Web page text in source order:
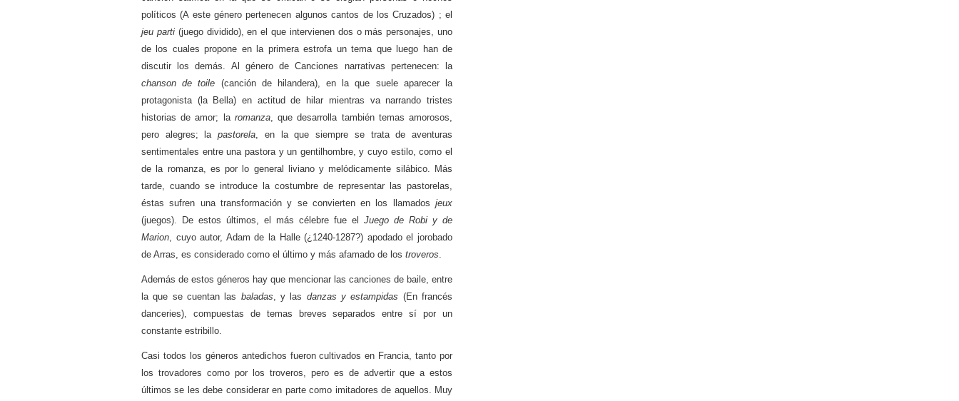
políticos (A este género pertenecen algunos cantos de los Cruzados) ; el
jeu parti(juego dividido), en el que intervienen dos o más personajes, uno
de los cuales propone en la primera estrofa un tema que luego han de
discutir los demás. Al género de Canciones narrativas pertenecen: la
chanson de toile (canción de hilandera), en la que suele aparecer la
protagonista (la Bella) en actitud de hilar mientras va narrando tristes
historias de amor; la romanza, que desarrolla también temas amorosos,
pero alegres; lapastorela, en la que siempre se trata de aventuras
sentimentales entre una pastora y un gentilhombre, y cuyo estilo, como el
de la romanza, es por lo general liviano y melódicamente silábico. Más
tarde, cuando se introduce la costumbre de representar las pastorelas,
éstas sufren una transformación y se convierten en los llamados jeux
(juegos). De estos últimos, el más célebre fue el Juego de Robi y de
Marion, cuyo autor, Adam de la Halle (¿1240-1287?) apodado el jorobado
de Arras, es considerado como el último y más afamado de los troveros.
Además de estos géneros hay que mencionar las canciones de baile, entre
la que se cuentan las baladas, y las danzas y estampidas (En francés
danceries), compuestas de temas breves separados entre sí por un
constante estribillo.
Casi todos los géneros antedichos fueron cultivados en Francia, tanto por
los trovadores como por los troveros, pero es de advertir que a estos
últimos se les debe considerar en parte como imitadores de aquellos. Muy